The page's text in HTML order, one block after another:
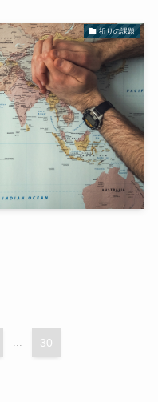
祈りの課題
... 30